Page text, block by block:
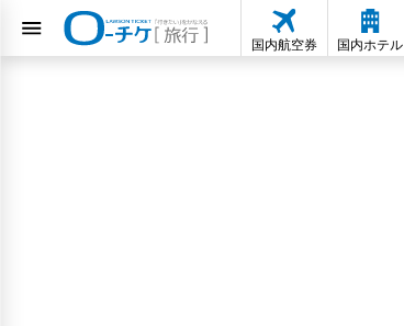
国内航空券 国内ホテル